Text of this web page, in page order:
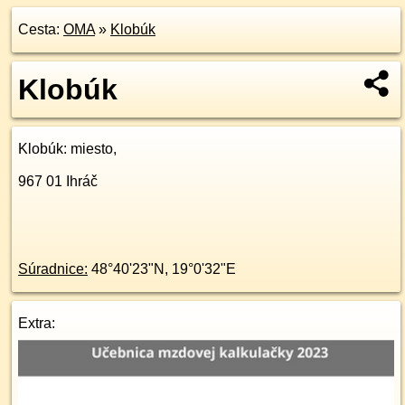
Cesta: OMA» Klobúk
Klobúk
Klobúk: miesto,
967 01 Ihráč
Súradnice: 48°40'23"N , 19°0'32"E
Extra: